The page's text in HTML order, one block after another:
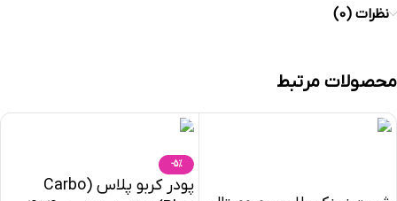
نظرات (0)
محصولات مرتبط
-5%
پودر کربو پلاس (Carbo